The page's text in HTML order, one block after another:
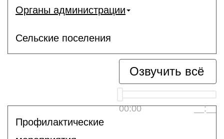
Органы администрации
Сельские поселения
Озвучить всё
00:00 __:__
Профилактические